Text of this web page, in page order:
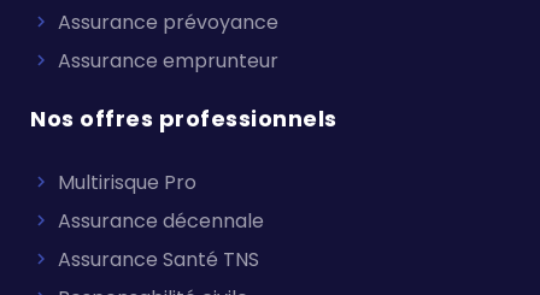
Assurance prévoyance
Assurance emprunteur
Nos offres professionnels
Multirisque Pro
Assurance décennale
Assurance Santé TNS